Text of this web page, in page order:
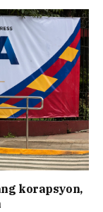
korapsyon,